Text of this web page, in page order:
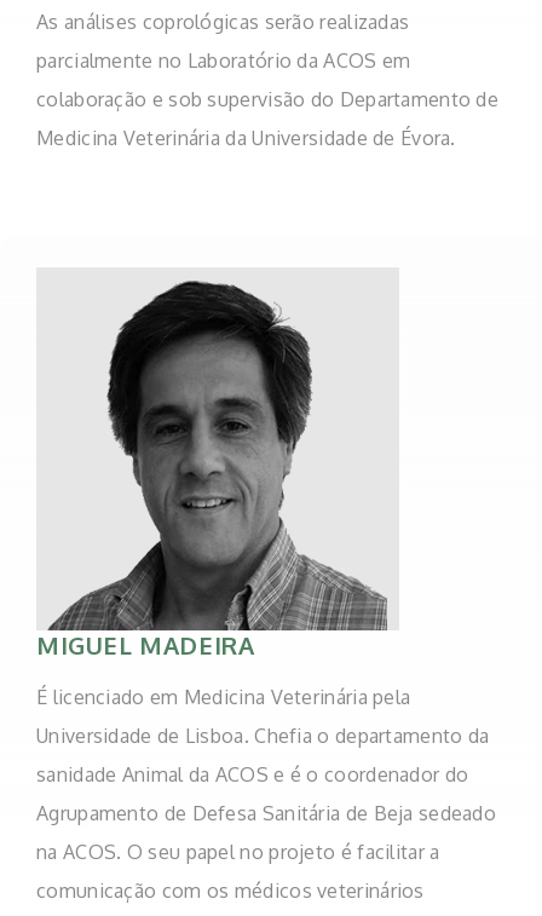
As análises coprológicas serão realizadas
parcialmente no Laboratório da ACOS em
colaboração e sob supervisão do Departamento de
Medicina Veterinária da Universidade de Évora.
MIGUEL MADEIRA
É licenciado em Medicina Veterinária pela
Universidade de Lisboa. Chefia o departamento da
sanidade Animal da ACOS e é o coordenador do
Agrupamento de Defesa Sanitária de Beja sedeado
na ACOS. O seu papel no projeto é facilitar a
comunicação com os médicos veterinários